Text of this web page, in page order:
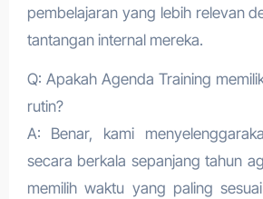
pembelajaran yang lebih relevan
tantangan internal mereka.
Q: Apakah Agenda Training
rutin?
A: Benar, kami
secara berkala sepanjang tahun
memilih waktu yang paling